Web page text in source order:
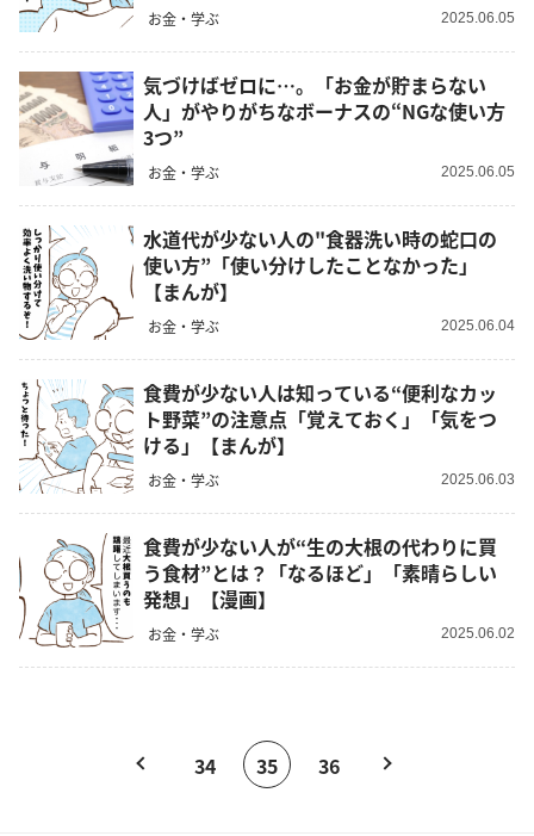
お金・学ぶ 2025.06.05
気づけばゼロに…。「お金が貯まらない
人」がやりがちなボーナスの“NGな使い方
3つ”
お金・学ぶ 2025.06.05
水道代が少ない人の"食器洗い時の蛇口の
使い方”「使い分けしたことなかった」
【まんが】
お金・学ぶ 2025.06.04
食費が少ない人は知っている“便利なカッ
ト野菜”の注意点「覚えておく」「気をつ
ける」【まんが】
お金・学ぶ 2025.06.03
食費が少ない人が“生の大根の代わりに買
う食材”とは？「なるほど」「素晴らしい
発想」【漫画】
お金・学ぶ 2025.06.02
34 35 36